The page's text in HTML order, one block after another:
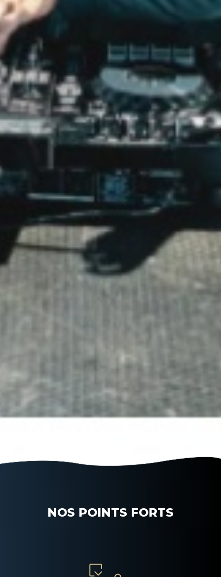
NOS POINTS FORTS